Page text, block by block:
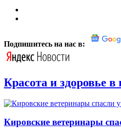
Подпишитесь на нас в:
Красота и здоровье в
Кировские ветеринары